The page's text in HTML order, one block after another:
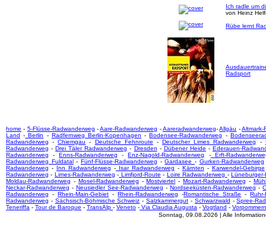
Ich radle um
von Heinz
Rübe lernt
Radsport
home - 5-Flüsse-Radwanderweg -Aare-Radwanderweg -Aareradwanderweg-Allgäu -Altmark-
Land - Berlin - Radfernweg Berlin-Kopenhagen -Bodensee-Radwanderweg -
Radwanderweg -Chiemgau - Deutsche Fehnroute -Deutscher Limes Radwanderweg -
Radwanderweg -Drei Täler Radwanderweg - Dresden - Dübener Heide -Ederauen-
Radwanderweg -Enns-Radwanderweg -Enz-Nagold-Radwanderweg -Erft-
Radwanderweg Fuldatal- Fünf-Flüsse-Radwanderweg -Gardasee - Gurken-Radwanderweg
Radwanderweg - Inn Radwanderweg -Isar Radwanderweg - Kärnten - Karwendel-Gebirge
Radwanderweg - Limes-Radwanderweg - Limfjord-Route - Loire Radwanderweg -
Moldau-Radwanderweg - Mosel-Radwanderweg -Mostviertel -Mozart-Radwanderweg -
Neckar-Radwanderweg -Neusiedler See-Radwanderweg -Nordseeküsten-Radwanderweg -
Radwanderweg -Rhein-Main-Gebiet -Rhein-Radwanderweg -Romantische Straße -
Radwanderweg - Sächsisch-Böhmische Schweiz -Salzkammergut - Schwarzwald -Spree-
Teneriffa - Tour de Baroque - TransAlp - Veneto - Via Claudia Augusta - Vogtland - Vorpommern
Sonntag, 09.08.2026 | Alle